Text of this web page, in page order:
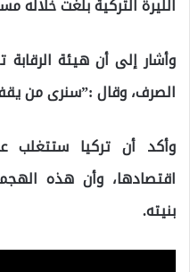
الليرة التركية بلغت
وأشار إلى أن هيئة
الصرف، وقال :”سنرى من
وأكد أن تركيا
اقتصادها، وأن هذه
بنيته.